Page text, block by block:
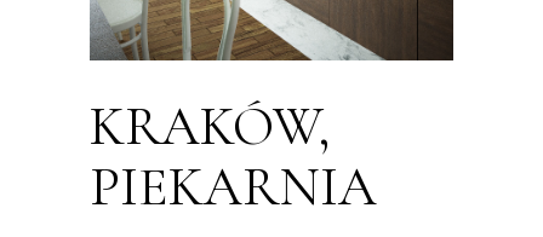
KRAKÓW,
PIEKARNIA